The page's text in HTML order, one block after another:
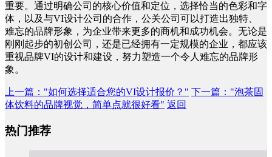
重要。通过明确公司的核心价值和定位，选择恰当的色彩和字
体，以及与VI设计公司的合作，公关公司可以打造出独特、
难忘的品牌形象，为企业带来更多的商机和成功机会。无论是
刚刚起步的初创公司，还是已经拥有一定规模的企业，都应该
重视品牌VI的设计和建设，努力塑造一个令人难忘的品牌形
象。
上一篇 ："如何选择适合您的VI设计报价？" 下一篇 ："泡茶固
体饮料的品牌视觉，简单点就很好看" 返回
热门推荐